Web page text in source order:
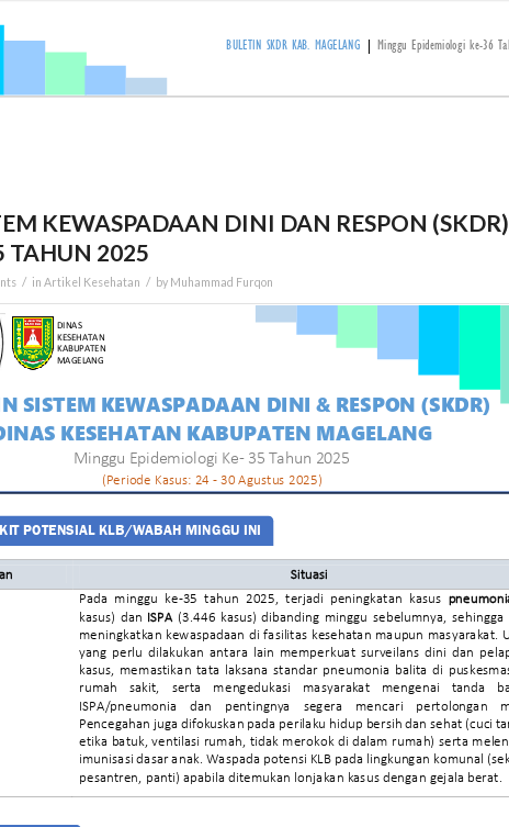
KEWASPADAAN DINI DAN RESPON (SKDR)
TAHUN 2025
/ in Artikel Kesehatan / by Muhammad Furqon